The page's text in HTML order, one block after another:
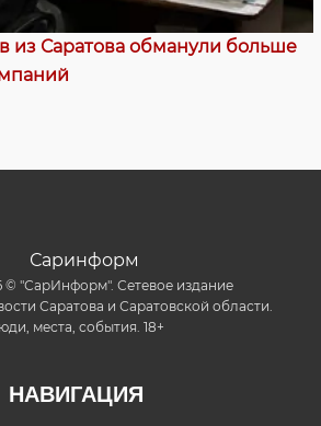
из Саратова обманули больше
© "СарИнформ". Сетевое издание
Саратова и Саратовской области.
места, события. 18+
НАВИГАЦИЯ